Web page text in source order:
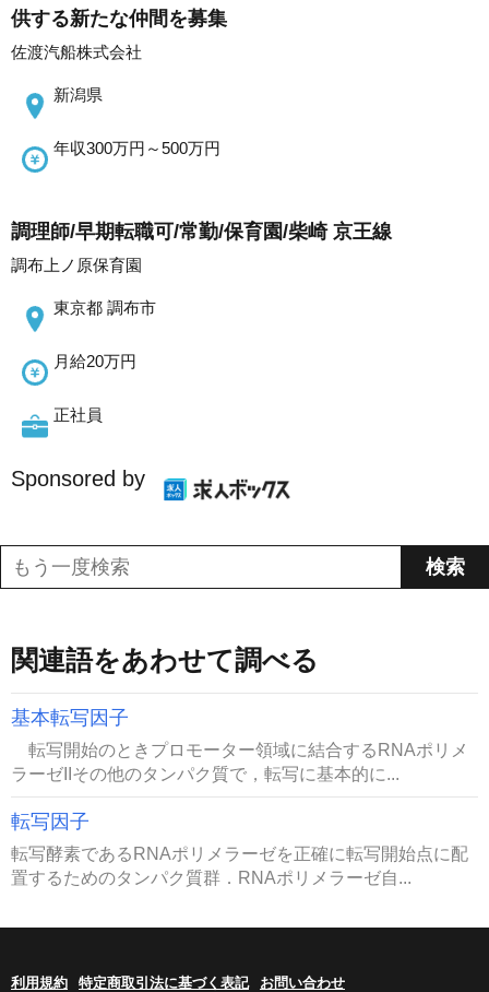
供する新たな仲間を募集
佐渡汽船株式会社
新潟県
年収300万円～500万円
調理師/早期転職可/常勤/保育園/柴崎 京王線
調布上ノ原保育園
東京都 調布市
月給20万円
正社員
Sponsored by
関連語をあわせて調べる
基本転写因子
転写開始のときプロモーター領域に結合するRNAポリメ
ラーゼIIその他のタンパク質で，転写に基本的に...
転写因子
転写酵素であるRNAポリメラーゼを正確に転写開始点に配
置するためのタンパク質群．RNAポリメラーゼ自...
利用規約 特定商取引法に基づく表記 お問い合わせ